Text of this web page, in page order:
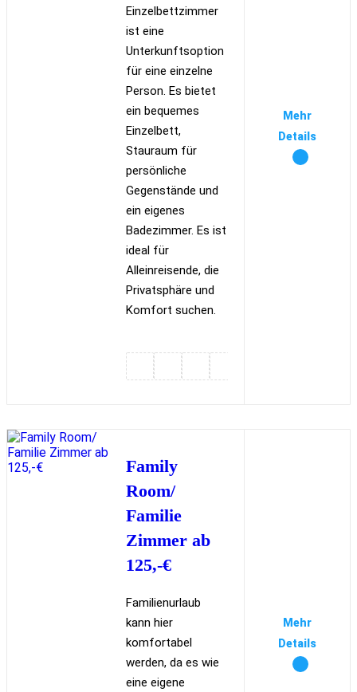
Einzelbettzimmer
ist eine
Unterkunftsoption
für eine einzelne
Person. Es bietet
ein bequemes
Einzelbett,
Stauraum für
persönliche
Gegenstände und
ein eigenes
Badezimmer. Es ist
ideal für
Alleinreisende, die
Privatsphäre und
Komfort suchen.
Mehr
Details
Family
Room/
Familie
Zimmer ab
125,-€
Familienurlaub
kann hier
komfortabel
werden, da es wie
eine eigene
Mehr
Details